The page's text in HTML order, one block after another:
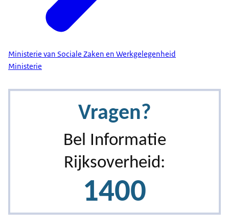
Ministerie van Sociale Zaken en Werkgelegenheid
Ministerie